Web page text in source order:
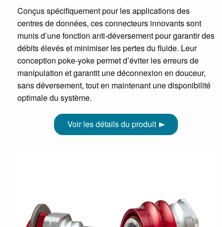
Conçus spécifiquement pour les applications des
centres de données, ces connecteurs innovants sont
munis d’une fonction anti-déversement pour garantir des
débits élevés et minimiser les pertes du fluide. Leur
conception poke-yoke permet d’éviter les erreurs de
manipulation et garantit une déconnexion en douceur,
sans déversement, tout en maintenant une disponibilité
optimale du système.
Voir les détails du produit